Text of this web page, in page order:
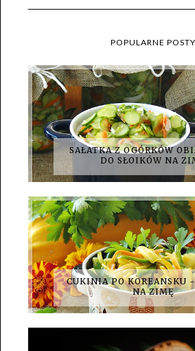
POPULARNE POSTY
SAŁATKA Z OGÓRKÓW
DO SŁOIKÓW NA
CUKINIA PO KOREANSKU
NA ZIMĘ